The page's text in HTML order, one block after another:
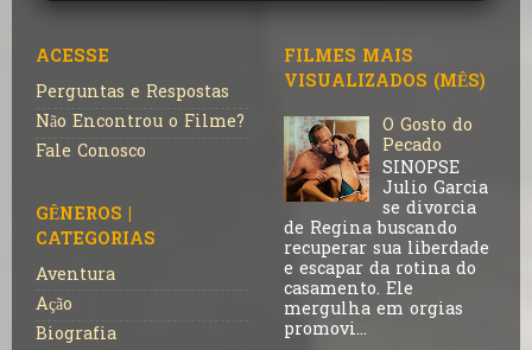
ACESSE
Perguntas e Respostas
Não Encontrou o Filme?
Fale Conosco
GÊNEROS |
CATEGORIAS
Aventura
Ação
Biografia
FILMES MAIS
VISUALIZADOS (MÊS)
O Gosto do
Pecado
SINOPSE
Julio Garcia
se divorcia
de Regina buscando
recuperar sua liberdade
e escapar da rotina do
casamento. Ele
mergulha em orgias
promovi...